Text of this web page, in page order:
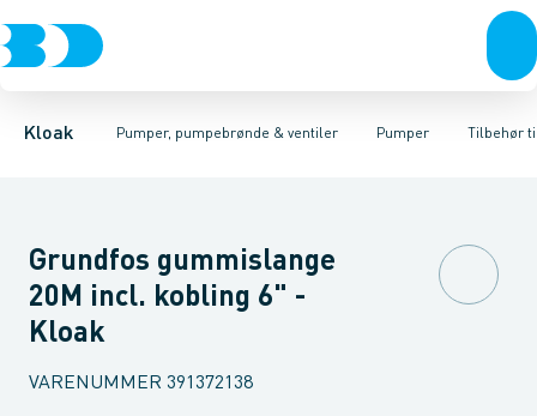
Kloak Pumper, pumpebrønde & ventiler
Rør & fittingsBrøndeBrøndgodsLinjeafvandingTanke,
Pumper
Pumpebrønde til gråt spildevandPumpebrønde til sortTilbehør
KælderpumperEntreprenør pumperPumper til sort
Grundfos gummislange
20M incl. kobling 6" -
Kloak
VARENUMMER 391372138